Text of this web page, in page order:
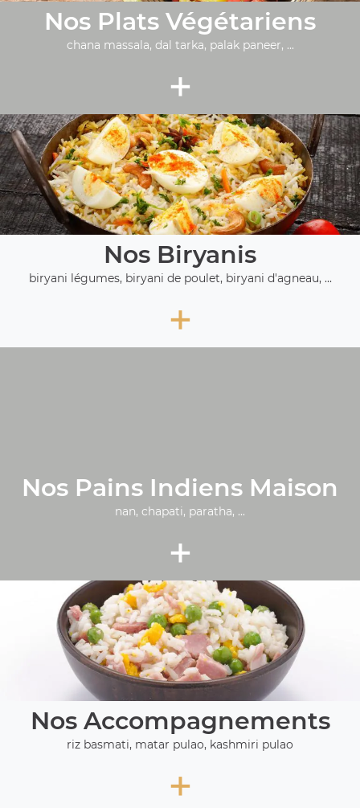
Nos Plats Végétariens
chana massala, dal tarka, palak paneer, ...
+
Nos Biryanis
biryani légumes, biryani de poulet, biryani d'agneau, ...
+
Nos Pains Indiens Maison
nan, chapati, paratha, ...
+
Nos Accompagnements
riz basmati, matar pulao, kashmiri pulao
+